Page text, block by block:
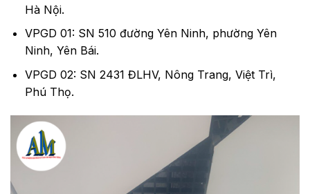
Hà Nội.
VPGD 01: SN 510 đường Yên Ninh, phường Yên
Ninh, Yên Bái.
VPGD 02: SN 2431 ĐLHV, Nông Trang, Việt Trì,
Phú Thọ.